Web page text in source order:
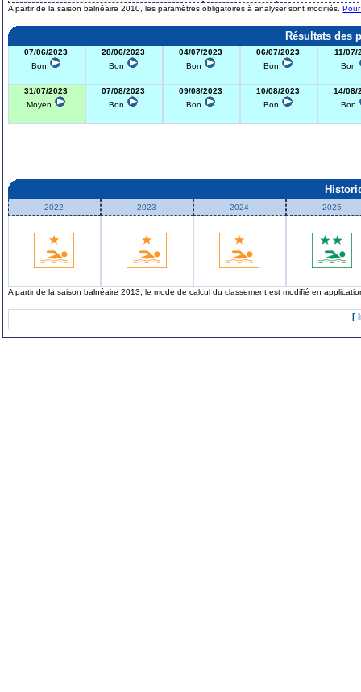
A partir de la saison balnéaire 2010, les paramètres obligatoires à analyser sont modifiés.
Résultats des
07/06/2023
Bon
28/06/2023
Bon
04/07/2023
Bon
06/07/2023
Bon
11/07/
Bon
31/07/2023
Moyen
07/08/2023
Bon
09/08/2023
Bon
10/08/2023
Bon
14/08/
Bon
2022 2023 2024 2025
A partir de la saison balnéaire 2013, le mode de calcul du classement est modifié en
[